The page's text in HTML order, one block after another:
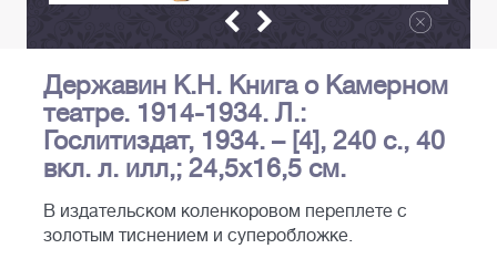
Державин К.Н. Книга о Камерном
театре. 1914-1934. Л.:
Гослитиздат, 1934. – [4], 240 с., 40
вкл. л. илл,; 24,5х16,5 см.
В издательском коленкоровом переплете с
золотым тиснением и суперобложке.